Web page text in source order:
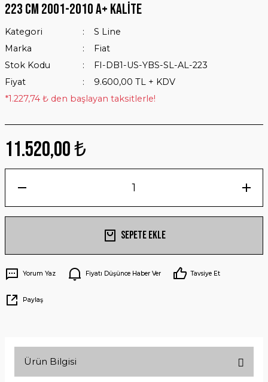
223 Cm 2001-2010 A+ Kalite
Kategori
S Line
Marka
Fiat
Stok Kodu
FI-DB1-US-YBS-SL-AL-223
Fiyat
9.600,00 TL + KDV
*1.227,74 ₺ den başlayan taksitlerle!
11.520,00 ₺
Sepete Ekle
Yorum Yaz Fiyatı Düşünce Haber Ver Tavsiye Et
Paylaş
Ürün Bilgisi